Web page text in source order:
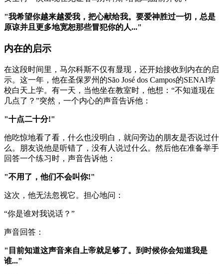
"我希望你越来越爱我，把心献给我。要爱神胜过一切，总是
原谅并且更多地宽恕那些冒犯你的人..."
内在的启示
在这段时间里，马尔科斯不仅有显现，还开始接收到内在的启
示。这一年，他在圣保罗州的São José dos Campos的SENAI学
校白天上学。有一天，当他坐在教室时，他想：“不知道现在
几点了？”突然，一个内心的声音告诉他：
"十点二十分!"
他吃惊地看了看，什么也没明白，就问旁边的朋友是否说过什
么。朋友说他是听错了，没有人说过什么。然后他在准备举手
回答一个练习时，声音告诉他：
"不用了，他们不会叫你!"
这次，他无法忽视它。担心地问：
“你是谁对我说话？”
声音回答：
"目前知道这声音来自上帝就足够了。到时候你会知道我是
谁..."